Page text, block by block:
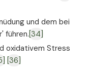
und dem bei
führen. [34]
oxidativem Stress
[36]